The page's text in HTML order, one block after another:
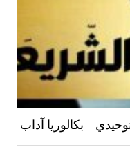
– بكالوريا آداب